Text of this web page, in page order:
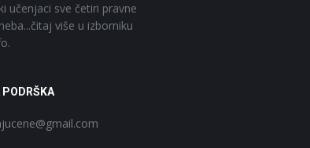
učenjaci sve četiri pravne
više u izborniku